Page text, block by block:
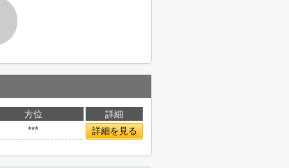
方位
詳細
*** 詳細を見る